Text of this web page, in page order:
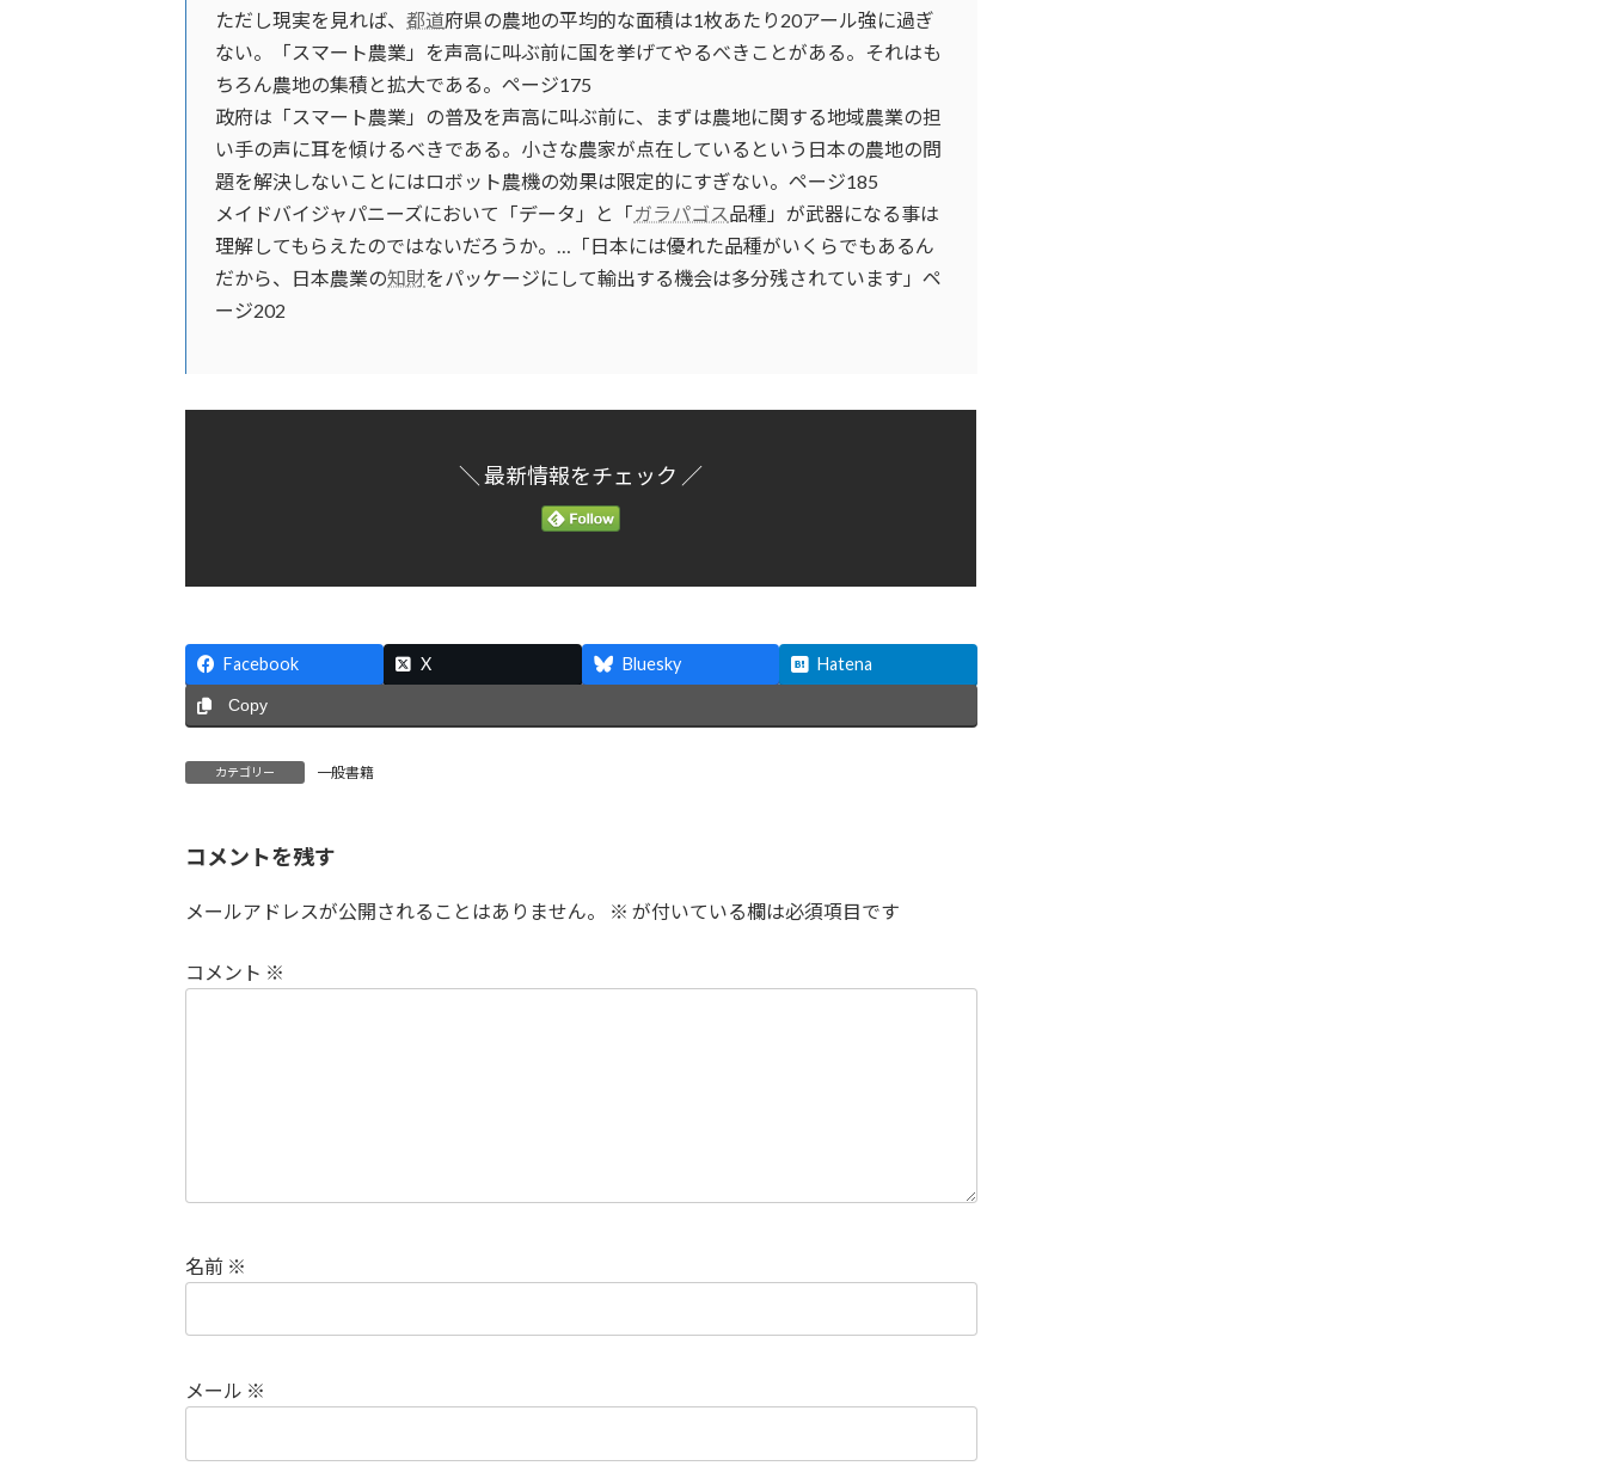
ただし現実を見れば、都道府県の農地の平均的な面積は1枚あたり20アール強に過ぎ
ない。「スマート農業」を声高に叫ぶ前に国を挙げてやるべきことがある。それはも
ちろん農地の集積と拡大である。ページ175
政府は「スマート農業」の普及を声高に叫ぶ前に、まずは農地に関する地域農業の担
い手の声に耳を傾けるべきである。小さな農家が点在しているという日本の農地の問
題を解決しないことにはロボット農機の効果は限定的にすぎない。ページ185
メイドバイジャパニーズにおいて「データ」と「ガラパゴス品種」が武器になる事は
理解してもらえたのではないだろうか。…「日本には優れた品種がいくらでもあるん
だから、日本農業の知財をパッケージにして輸出する機会は多分残されています」ペ
ージ202
＼ 最新情報をチェック ／
Facebook X Bluesky Hatena
Copy
カテゴリー 一般書籍
コメントを残す
メールアドレスが公開されることはありません。 ※ が付いている欄は必須項目です
コメント ※
名前 ※
メール ※